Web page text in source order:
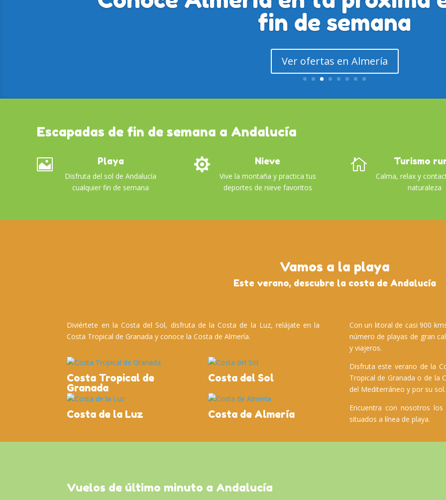
fin de semana
Ver ofertas en Almería
Escapadas de fin de semana a Andalucía
 Playa
Disfruta del sol de Andalucía
cualquier fin de semana
 Nieve
Vive la montaña y practica tus
deportes de nieve favoritos
 Turismo
Calma, relax y
naturaleza
Vamos a la playa
Este verano, descubre la costa de Andalucía
Diviértete en la Costa del Sol, disfruta de la Costa de la Luz, relájate en la
Costa Tropical de Granada y conoce la Costa de Almería.
Costa Tropical de
Granada
Costa del Sol
Costa de la Luz Costa de Almería
Con un litoral de casi 900
número de playas de gran
y viajeros.
Disfruta este verano de la
Tropical de Granada o de la
del Mediterráneo y por su sol.
Encuentra con nosotros
situados a línea de playa.
Vuelos de último minuto a Andalucía